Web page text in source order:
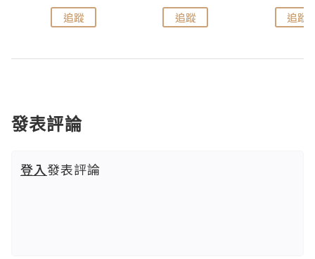
追蹤 追蹤 追蹤
發表評論
登入發表評論